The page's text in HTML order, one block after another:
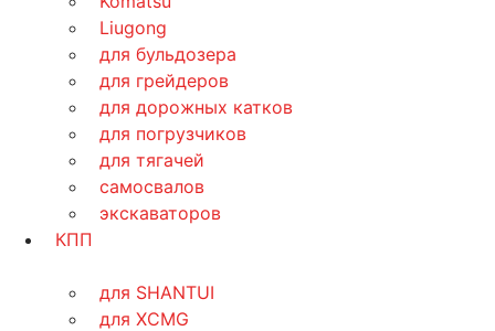
Liugong
для бульдозера
для грейдеров
для дорожных катков
для погрузчиков
для тягачей
самосвалов
экскаваторов
КПП
для SHANTUI
для XCMG